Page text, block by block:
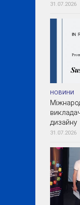
31.07.2026
НОВИНИ
дизайну
31.07.2026